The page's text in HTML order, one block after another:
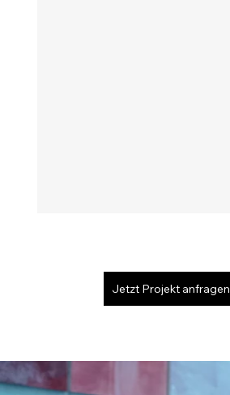
Jetzt Projekt anfragen